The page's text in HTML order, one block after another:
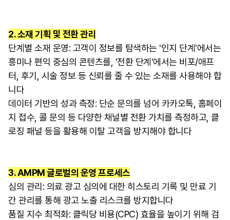
2. 소재 기획 및 전환 관리
단계별 소재 운영: 고객이 정보를 탐색하는 '인지 단계'에서는
흥미나 편익 중심의 콘텐츠를, '전환 단계'에서는 비포/애프
터, 후기, 시술 정보 등 신뢰를 줄 수 있는 소재를 사용해야 합
니다
데이터 기반의 성과 측정: 단순 문의를 넘어 카카오톡, 홈페이
지 접수, 콜 문의 등 다양한 채널별 전환 가치를 측정하고, 클
로징 패널 등을 활용해 이탈 고객을 방지해야 합니다
3. AMPM 글로벌의 운영 프로세스
심의 관리: 의료 광고 심의에 대한 히스토리 기록 및 만료 기
간 관리를 통해 광고 노출 리스크를 방지합니다
품질 지수 최적화: 클릭당 비용(CPC) 효율을 높이기 위해 검